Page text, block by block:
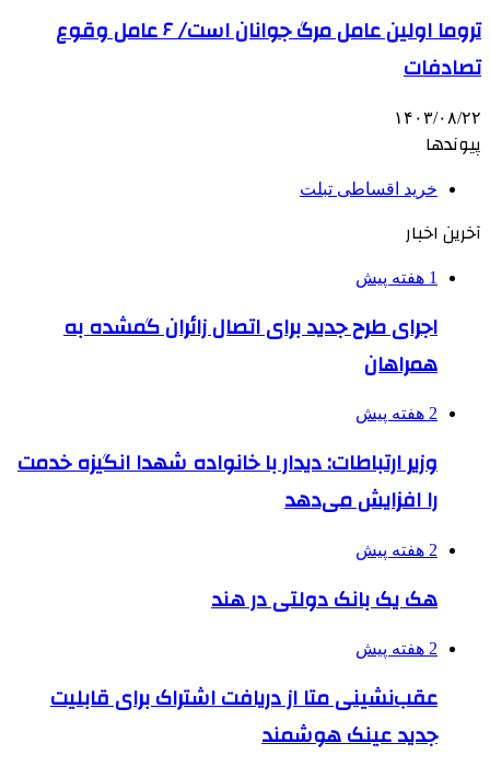
تروما اولین عامل مرگ جوانان است/ ۶ عامل وقوع
تصادفات
۱۴۰۳/۰۸/۲۲
پیوندها
خرید اقساطی تبلت
آخرین اخبار
1 هفته پیش
اجرای طرح جدید برای اتصال زائران گمشده به
همراهان
2 هفته پیش
وزیر ارتباطات: دیدار با خانواده شهدا انگیزه خدمت
را افزایش می‌دهد
2 هفته پیش
هک یک بانک دولتی در هند
2 هفته پیش
عقب‌نشینی متا از دریافت اشتراک برای قابلیت
جدید عینک هوشمند